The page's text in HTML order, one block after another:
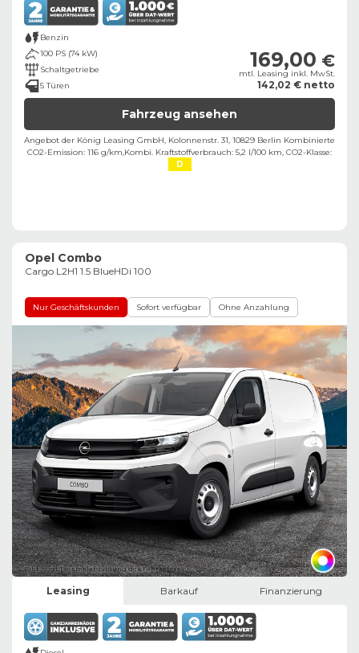
Benzin
100 PS (74 kW)
Schaltgetriebe
5 Türen
169,00 €
mtl. Leasing inkl. MwSt.
142,02 € netto
Fahrzeug ansehen
Angebot der König Leasing GmbH, Kolonnenstr. 31, 10829 Berlin ​ Kombinierte
CO2-Emission: 116 g/km,Kombi. Kraftstoffverbrauch: 5,2 l/100 km, CO2-Klasse:
D
Opel Combo
Cargo L2H1 1.5 BlueHDi 100
Nur Geschäftskunden Sofort verfügbar Ohne Anzahlung
Bild zeigt Beispielabbildung des Fahrzeugs
Leasing Barkauf Finanzierung